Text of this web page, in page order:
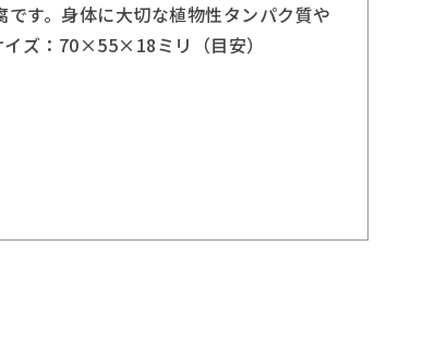
す。身体に大切な植物性タンパク質や
ズ：70×55×18ミリ（目安）